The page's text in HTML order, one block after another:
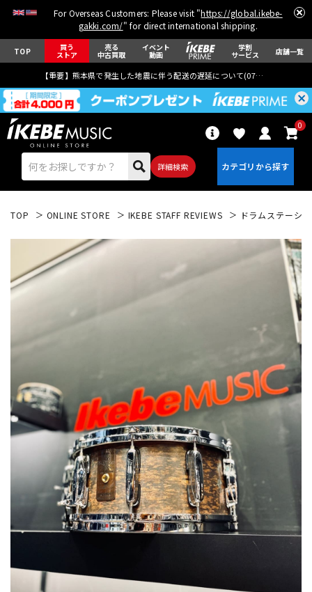
For Overseas Customers: Please visit "https://global.ikebe-
gakki.com/" for direct international shipping.
TOP 買う
ストア
売る
中古買取
イベント
動画
学割
サービス 店舗一覧
【重要】熊本県で発生した地震に伴う配送の遅延について(07月29日
詳細検索
0
パーカッション
キーボード 電子ピアノ
管楽器 その他楽器
アンプ エフェクター
TOP ONLINE STORE IKEBE STAFF REVIEWS ドラムステーシ